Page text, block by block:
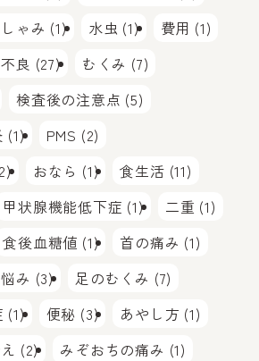
しゃみ (1) 水虫 (1)
費用 (1)
良 (27)
むくみ (7)
検査後の注意点 (5)
(1)
PMS (2)
おなら (1)
食生活 (11)
甲状腺機能低下症 (1)
二重 (1)
食後血糖値 (1)
首の痛み (1)
み (3)
足のむくみ (7)
(1)
便秘 (3)
あやし方 (1)
(2)
みぞおちの痛み (1)